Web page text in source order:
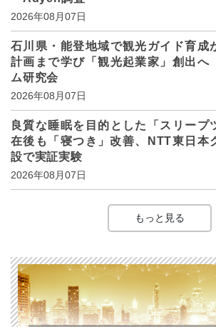
2026年08月07日
石川県・能登地域で観光ガイド育成
計画まで学び「観光起業家」創出
ム研究会
2026年08月07日
良質な睡眠を目的とした「スリープ
在後も「寝つき」改善、NTT東日本
設で実証実験
2026年08月07日
もっと見る